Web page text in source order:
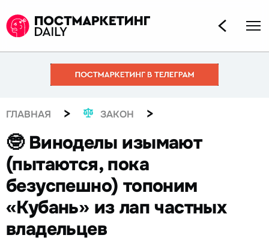
ГЛАВНАЯ > ЗАКОН >
🤓 Виноделы изымают
(пытаются, пока
безуспешно) топоним
«Кубань» из лап частных
владельцев